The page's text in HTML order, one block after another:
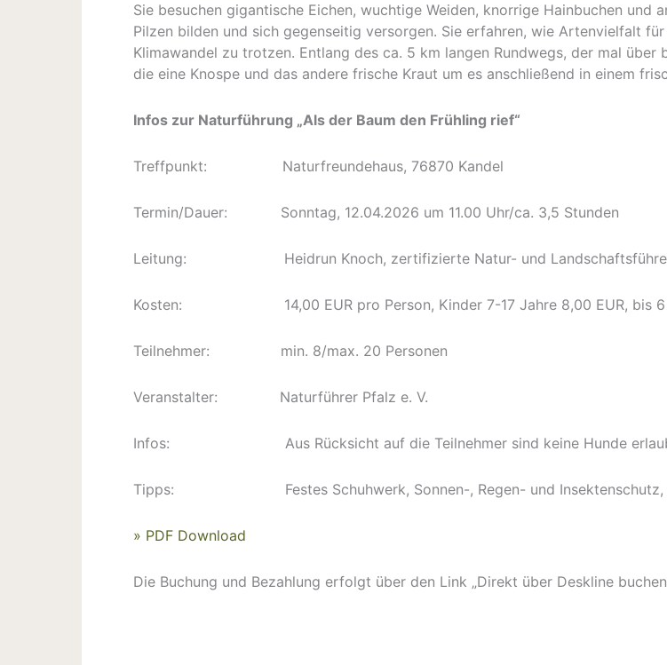
Sie besuchen gigantische Eichen, wuchtige Weiden, knorrige Hainbuchen und
Pilzen bilden und sich gegenseitig versorgen. Sie erfahren, wie Artenvielfalt
Klimawandel zu trotzen. Entlang des ca. 5 km langen Rundwegs, der mal
die eine Knospe und das andere frische Kraut um es anschließend in einem
Infos zur Naturführung „Als der Baum den Frühling rief“
Treffpunkt: Naturfreundehaus, 76870 Kandel
Termin/Dauer: Sonntag, 12.04.2026 um 11.00 Uhr/ca. 3,5 Stunden
Leitung: Heidrun Knoch, zertifizierte Natur- und
Kosten: 14,00 EUR pro Person, Kinder 7-17 Jahre 8,00 EUR, bis 6
Teilnehmer: min. 8/max. 20 Personen
Veranstalter: Naturführer Pfalz e. V.
Infos: Aus Rücksicht auf die Teilnehmer sind keine Hunde
Tipps: Festes Schuhwerk, Sonnen-, Regen- und Insektenschutz,
» PDF Download
Die Buchung und Bezahlung erfolgt über den Link „Direkt über Deskline